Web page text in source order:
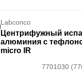
Labconco
Центрифужный
алюминия с
micro IR
7701030